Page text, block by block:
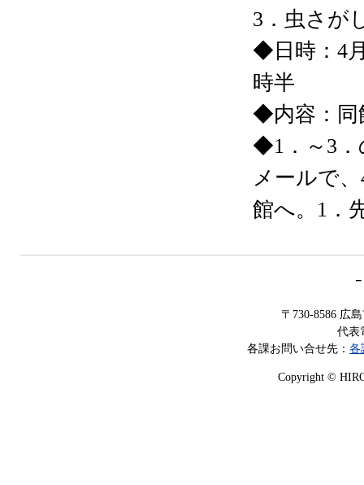
3．虫さが
◆日時：4
時半
◆内容：同
◆1．～3．
メールで
館へ。1．
〒730-8586 広
代表
各課お問い合せ先： 各
Copyright ©